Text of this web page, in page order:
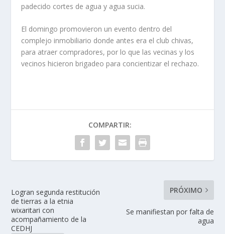
padecido cortes de agua y agua sucia.
El domingo promovieron un evento dentro del
complejo inmobiliario donde antes era el club chivas,
para atraer compradores, por lo que las vecinas y los
vecinos hicieron brigadeo para concientizar el rechazo.
COMPARTIR:
Logran segunda restitución
de tierras a la etnia
wixaritari con
acompañamiento de la
CEDHJ
PRÓXIMO
Se manifiestan por falta de
agua